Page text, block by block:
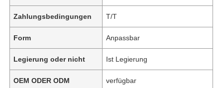
Zahlungsbedingungen T/T
Form Anpassbar
Legierung oder nicht Ist Legierung
OEM ODER ODM verfügbar